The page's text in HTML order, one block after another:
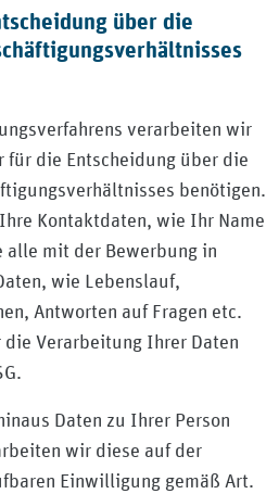
über die
verarbeiten wir
für die Entscheidung über die
benötigen.
Kontaktdaten, wie Ihr Name
mit der Bewerbung in
wie Lebenslauf,
Antworten auf Fragen etc.
Verarbeitung Ihrer Daten
Daten zu Ihrer Person
wir diese auf der
Einwilligung gemäß Art.